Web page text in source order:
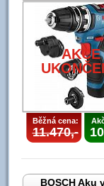
AKCE
Běžná cena:
11.470,-
BOSCH Aku